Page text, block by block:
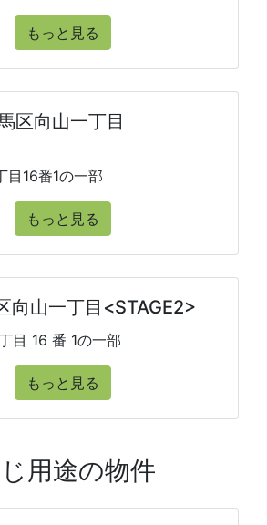
もっと見る
区向山一丁目
目16番1の一部
もっと見る
向山一丁目<STAGE2>
目 16 番 1の一部
もっと見る
用途の物件